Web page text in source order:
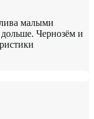
малыми
Чернозём и